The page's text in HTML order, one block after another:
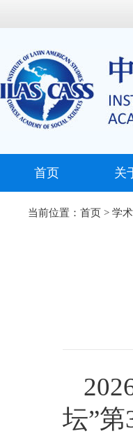
首页 关
当前位置： 首页 > 学
坛”